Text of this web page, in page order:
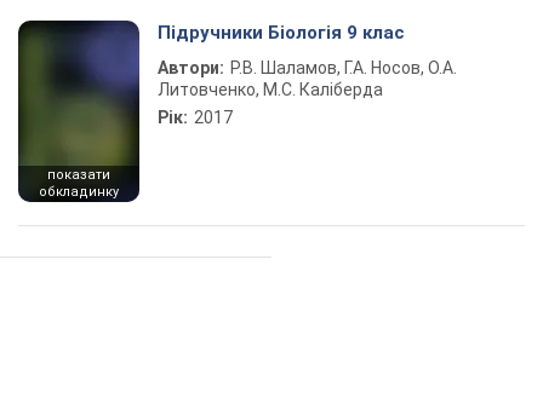
показати
обкладинку
Підручники Біологія 9 клас
Автори: Р.В. Шаламов, Г.А. Носов, О.А.
Литовченко, М.С. Каліберда
Рік: 2017